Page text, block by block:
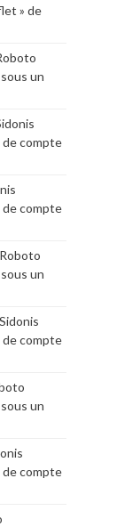
» de
un
compte
compte
un
compte
un
compte